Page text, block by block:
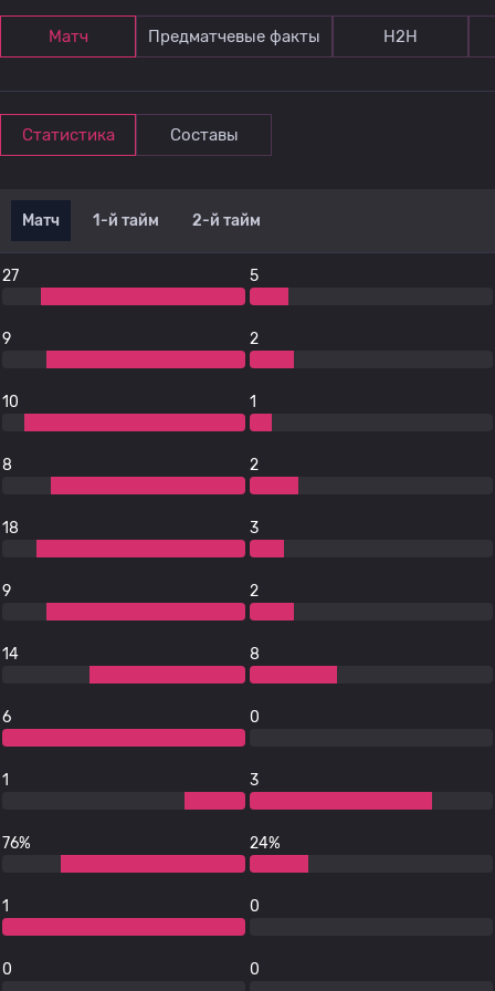
Матч Предматчевые факты Н2Н
Статистика Составы
Матч 1-й тайм 2-й тайм
27 5
9 2
10 1
8 2
18 3
9 2
14 8
6 0
1 3
76% 24%
1 0
0 0